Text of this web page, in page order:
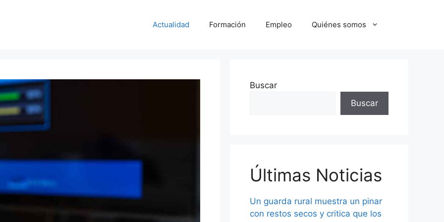
Actualidad Formación Empleo Quiénes somos
Buscar
Buscar
Últimas Noticias
Un guarda rural muestra un pinar
con restos secos y critica que los